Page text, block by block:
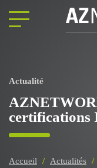
Actualité
certifications
Accueil / Actualités /